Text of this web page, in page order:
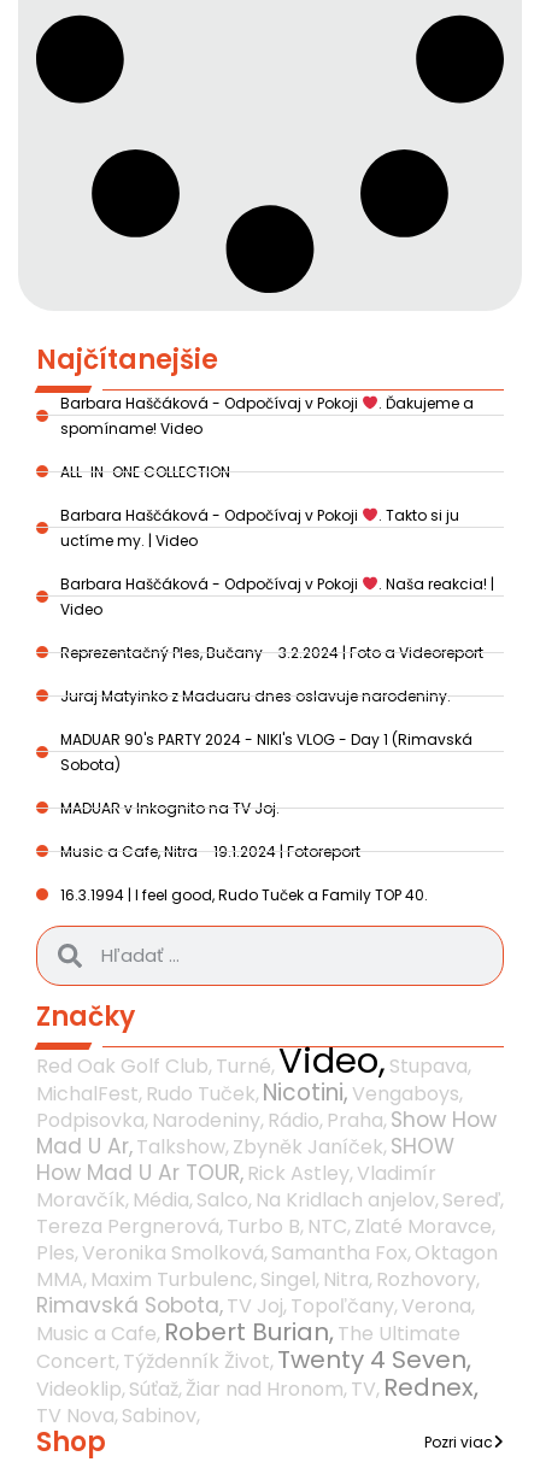
Najčítanejšie
Barbara Haščáková - Odpočívaj v Pokoji
. Ďakujeme a
spomíname! Video
ALL-IN-ONE COLLECTION
Barbara Haščáková - Odpočívaj v Pokoji
. Takto si ju
uctíme my. | Video
Barbara Haščáková - Odpočívaj v Pokoji
. Naša reakcia! |
Video
Reprezentačný Ples, Bučany - 3.2.2024 | Foto a Videoreport
Juraj Matyinko z Maduaru dnes oslavuje narodeniny.
MADUAR 90's PARTY 2024 - NIKI's VLOG - Day 1 (Rimavská
Sobota)
MADUAR v Inkognito na TV Joj.
Music a Cafe, Nitra - 19.1.2024 | Fotoreport
16.3.1994 | I feel good, Rudo Tuček a Family TOP 40.
Značky
Red Oak Golf Club, Turné,Video,Stupava,
MichalFest, Rudo Tuček, Nicotini, Vengaboys,
Podpisovka, Narodeniny, Rádio, Praha, Show How
Mad U Ar,Talkshow, Zbyněk Janíček, SHOW
How Mad U Ar TOUR, Rick Astley, Vladimír
Moravčík, Média, Salco, Na Kridlach anjelov, Sereď,
Tereza Pergnerová, Turbo B, NTC, Zlaté Moravce,
Ples, Veronika Smolková, Samantha Fox, Oktagon
MMA, Maxim Turbulenc, Singel, Nitra, Rozhovory,
Rimavská Sobota,TV Joj, Topoľčany, Verona,
Music a Cafe, Robert Burian, The Ultimate
Concert, Týždenník Život, Twenty 4 Seven,
Videoklip, Súťaž, Žiar nad Hronom, TV, Rednex,
TV Nova, Sabinov,
Shop Pozri viac